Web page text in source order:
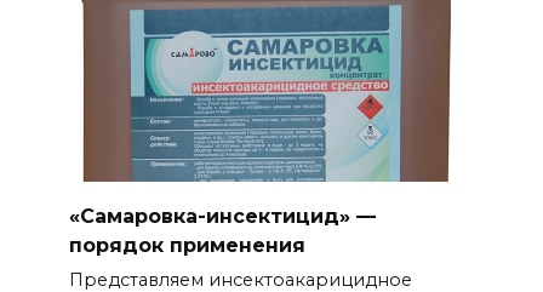
«Самаровка-инсектицид» —
порядок применения
Представляем инсектоакарицидное